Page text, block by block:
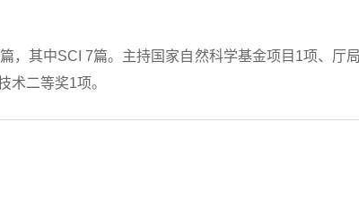
，其中SCI 7篇。主持国家自然科学基金项目1项、
术二等奖1项。